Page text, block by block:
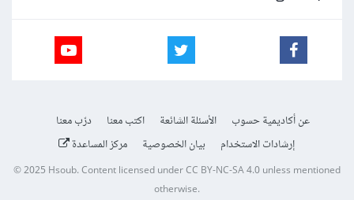
عن أكاديمية حسوب الأسئلة الشائعة اكتب معنا
درّب معنا
إرشادات الاستخدام
بيان الخصوصية مركز المساعدة
© 2025Hsoub.Content licensed underCC BY-NC-SA 4.0unless mentioned
otherwise.